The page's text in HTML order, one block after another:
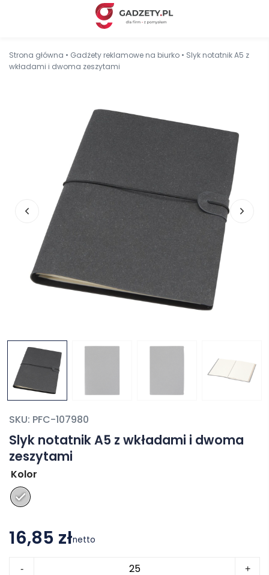
Strona główna • Gadżety reklamowe na biurko • Slyk notatnik A5 z
wkładami i dwoma zeszytami
Slyk notatnik A5 z wkładami i dwoma
zeszytami
SKU: PFC-107980
Kolor
16,85 złnetto
- +